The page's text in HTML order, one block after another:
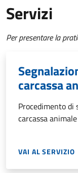
Servizi
Per presentare la
carcassa
Procedimento
carcassa animale
VAI AL SERVIZIO